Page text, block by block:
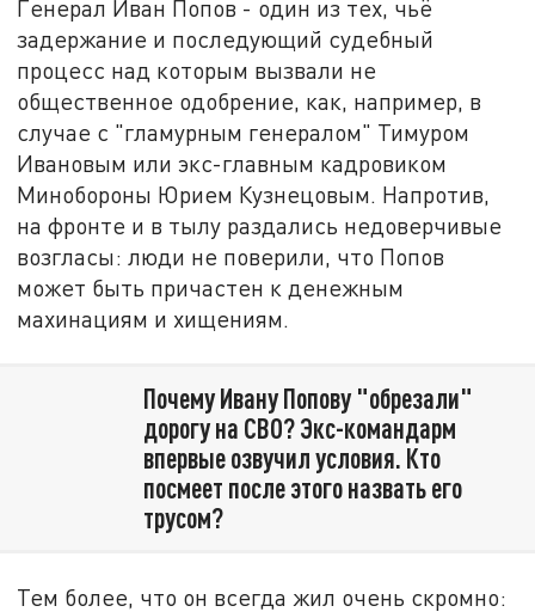
Генерал Иван Попов - один из тех, чьё
задержание и последующий судебный
процесс над которым вызвали не
общественное одобрение, как, например, в
случае с "гламурным генералом" Тимуром
Ивановым или экс-главным кадровиком
Минобороны Юрием Кузнецовым. Напротив,
на фронте и в тылу раздались недоверчивые
возгласы: люди не поверили, что Попов
может быть причастен к денежным
махинациям и хищениям.
Почему Ивану Попову "обрезали"
дорогу на СВО? Экс-командарм
впервые озвучил условия. Кто
посмеет после этого назвать его
трусом?
Тем более, что он всегда жил очень скромно: